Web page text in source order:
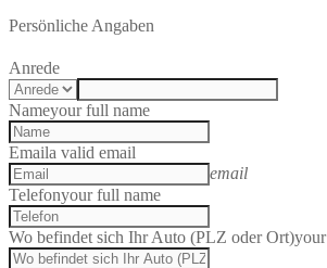
Persönliche Angaben
Anrede
Nameyour full name
Emaila valid email
email
Telefonyour full name
Wo befindet sich Ihr Auto (PLZ oder Ort)